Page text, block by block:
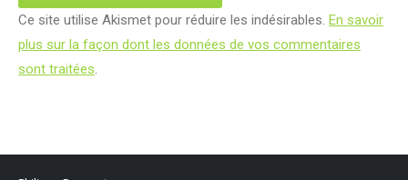
Ce site utilise Akismet pour réduire les indésirables. En savoir
plus sur la façon dont les données de vos commentaires
sont traitées.